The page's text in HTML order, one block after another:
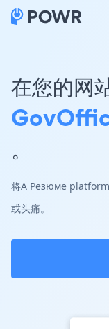
在您的网
。
将A Резюме
或头痛。